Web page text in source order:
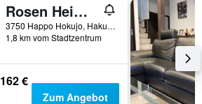
Rosen Heim Hakuba
3750 Happo Hokujo, Hakuba, Japan
1,8 km vom Stadtzentrum
162 €
Zum Angebot